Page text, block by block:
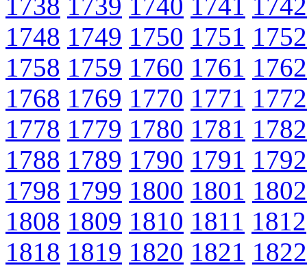
1748 1749 1750 1751 1752
1758 1759 1760 1761 1762
1768 1769 1770 1771 1772
1778 1779 1780 1781 1782
1788 1789 1790 1791 1792
1798 1799 1800 1801 1802
1808 1809 1810 1811 1812
1818 1819 1820 1821 1822